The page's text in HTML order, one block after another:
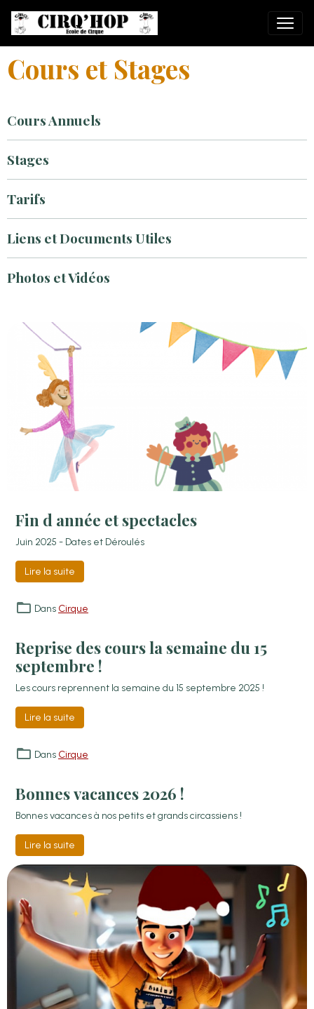
Cours et Stages
Cours Annuels
Stages
Tarifs
Liens et Documents Utiles
Photos et Vidéos
Fin d année et spectacles
Juin 2025 - Dates et Déroulés
Lire la suite
Dans Cirque
Reprise des cours la semaine du 15
septembre !
Les cours reprennent la semaine du 15 septembre 2025 !
Lire la suite
Dans Cirque
Bonnes vacances 2026 !
Bonnes vacances à nos petits et grands circassiens !
Lire la suite